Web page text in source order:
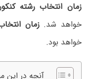
زمان انتخاب رشته کنکور
خواهد شد.زمان انتخاب
خواهد بود.
آنچه در این